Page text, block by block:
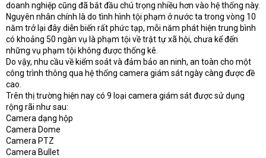
doanh nghiệp cũng đã bắt đầu chú trọng nhiều hơn vào hệ thống này.
Nguyên nhân chính là do tình hình tội phạm ở nước ta trong vòng 10
năm trở lại đây diễn biến rất phức tạp, mỗi năm phát hiện trung bình
có khoảng 50 ngàn vụ là phạm tội về trật tự xã hội, chưa kể đến
những vụ phạm tội không được thống kê.
Do vậy, nhu cầu về kiểm soát và đảm bảo an ninh, an toàn cho một
công trình thông qua hệ thống camera giám sát ngày càng được đề
cao.
Trên thị trường hiện nay có 9 loại camera giám sát được sử dụng
rộng rãi như sau:
Camera dạng hộp
Camera Dome
Camera PTZ
Camera Bullet